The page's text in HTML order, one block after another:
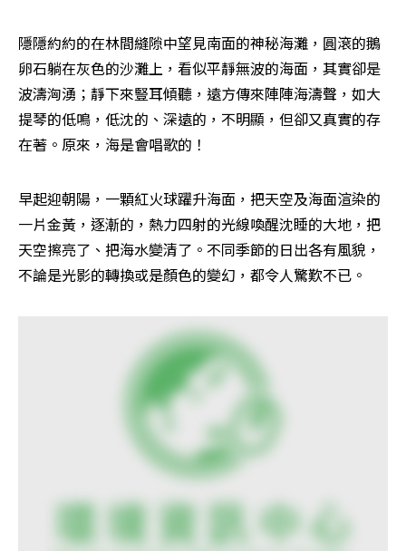
隱隱約約的在林間縫隙中望見南面的神秘海灘，圓滾的鵝
卵石躺在灰色的沙灘上，看似平靜無波的海面，其實卻是
波濤洶湧；靜下來豎耳傾聽，遠方傳來陣陣海濤聲，如大
提琴的低鳴，低沈的、深遠的，不明顯，但卻又真實的存
在著。原來，海是會唱歌的！
早起迎朝陽，一顆紅火球躍升海面，把天空及海面渲染的
一片金黃，逐漸的，熱力四射的光線喚醒沈睡的大地，把
天空擦亮了、把海水變清了。不同季節的日出各有風貌，
不論是光影的轉換或是顏色的變幻，都令人驚歎不已。